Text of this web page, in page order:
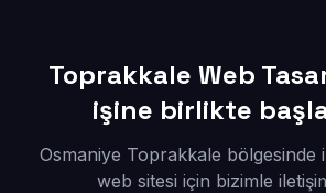
Toprakkale Web
işine birlikte
Osmaniye Toprakkale bölgesinde
web sitesi için bizimle